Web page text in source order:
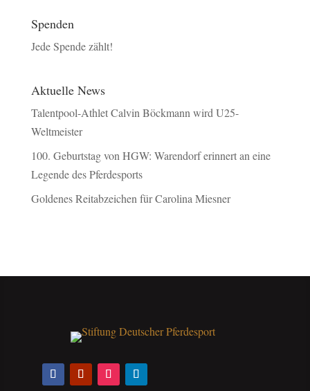
Spenden
Jede Spende zählt!
Aktuelle News
Talentpool-Athlet Calvin Böckmann wird U25-
Weltmeister
100. Geburtstag von HGW: Warendorf erinnert an eine
Legende des Pferdesports
Goldenes Reitabzeichen für Carolina Miesner